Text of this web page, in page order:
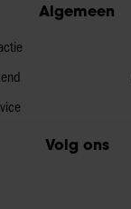
Algemeen
Volg ons